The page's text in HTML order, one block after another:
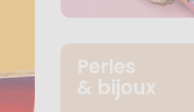
Perles
& bijoux